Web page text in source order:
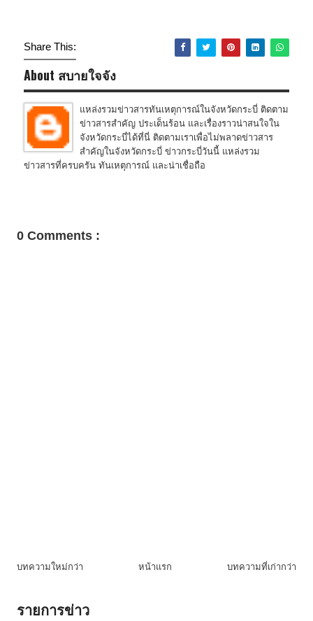
Share This:
About สบายใจจัง
แหล่งรวมข่าวสารทันเหตุการณ์ในจังหวัดกระบี่ ติดตาม
ข่าวสารสำคัญ ประเด็นร้อน และเรื่องราวน่าสนใจใน
จังหวัดกระบี่ได้ที่นี่ ติดตามเราเพื่อไม่พลาดข่าวสาร
สำคัญในจังหวัดกระบี่ ข่าวกระบี่วันนี้ แหล่งรวม
ข่าวสารที่ครบครัน ทันเหตุการณ์ และน่าเชื่อถือ
0 Comments :
บทความใหม่กว่า บทความที่เก่ากว่า
หน้าแรก
รายการข่าว